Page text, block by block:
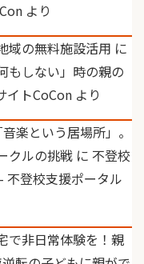
より
域の無料施設活用 に
もしない」時の親の
イトCoCon より
楽という居場所」。
クルの挑戦 に 不登校
不登校支援ポータル
で非日常体験を！親